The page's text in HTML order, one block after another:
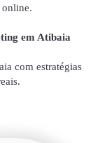
online.
em Atibaia
com estratégias